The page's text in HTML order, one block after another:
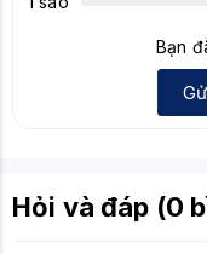
Bạn
Hỏi và đáp (0